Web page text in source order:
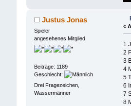
Justus Jonas
Spieler
angesehenes Mitglied
Beiträge: 1189
Geschlecht:
Drei Fragezeichen,
Wassermänner
«
1
2
3
4
5
6
7
8